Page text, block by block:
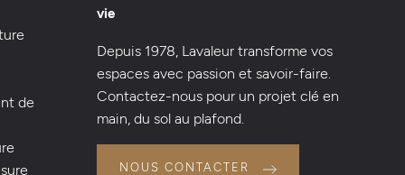
de
vie
Depuis 1978, Lavaleur transforme vos
espaces avec passion et savoir-faire.
Contactez-nous pour un projet clé en
main, du sol au plafond.
NOUS CONTACTER